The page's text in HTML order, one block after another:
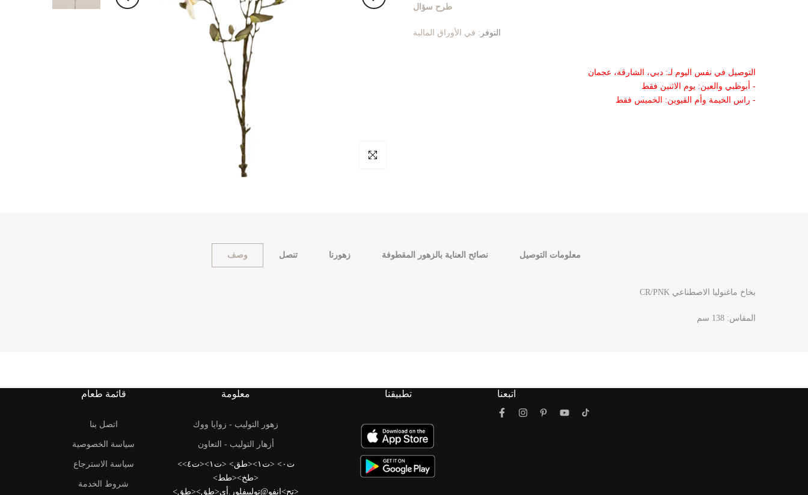
اضغط للتكبير
طرح سؤال
التوفر: في الأوراق المالية
التوصيل في نفس اليوم لـ: دبي، الشارقة، عجمان
- أبوظبي والعين: يوم الاثنين فقط
- راس الخيمة وأم القيوين: الخميس فقط
وصف تنصل زهورنا نصائح العناية بالزهور المقطوفة معلومات التوصيل
بخاخ ماغنوليا الاصطناعي CR/PNK
المقاس: 138 سم
قائمة طعام
اتصل بنا
سياسة الخصوصية
سياسة الاسترجاع
شروط الخدمة
معلومة
زهور التوليب - زوايا ووك
أزهار التوليب - التعاون
<ت٠> <ت١><طق> <ت١><ت٤>
<طخ><طط>
<تح>إنفو@توليبفلور.أي<طق><طق>
تطبيقنا اتبعنا